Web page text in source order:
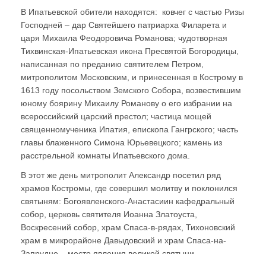
В Ипатьевской обители находятся: ковчег с частью Ризы
Господней – дар Святейшего патриарха Филарета и
царя Михаила Феодоровича Романова; чудотворная
Тихвинская-Ипатьевская икона Пресвятой Богородицы,
написанная по преданию святителем Петром,
митрополитом Московским, и принесенная в Кострому в
1613 году посольством Земского Собора, возвестившим
юному боярину Михаилу Романову о его избрании на
всероссийский царский престол; частица мощей
священномученика Ипатия, епископа Гангрского; часть
главы блаженного Симона Юрьевецкого; камень из
расстрельной комнаты Ипатьевского дома.
В этот же день митрополит Александр посетил ряд
храмов Костромы, где совершил молитву и поклонился
святыням: Богоявленского-Анастасиин кафедральный
собор, церковь святителя Иоанна Златоуста,
Воскресений собор, храм Спаса-в-рядах, Тихоновский
храм в микрорайоне Давыдовский и храм Спаса-на-